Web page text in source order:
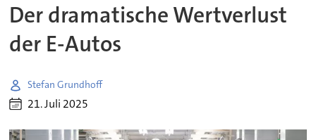
Der dramatische Wertverlust
der E-Autos
Stefan Grundhoff
21. Juli 2025